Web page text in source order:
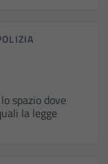
spazio dove
la legge